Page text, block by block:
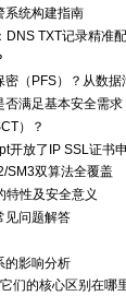
系统构建指南
DNS TXT记录精准
满足基本安全需求
）？
开放了IP SSL证书
SM3双算法全覆盖
特性及安全意义
见问题解答
的影响分析
们的核心区别在哪